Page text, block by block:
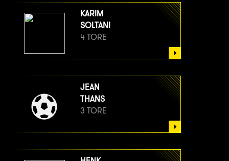
KARIM
SOLTANI
4 TORE
JEAN
THANS
3 TORE